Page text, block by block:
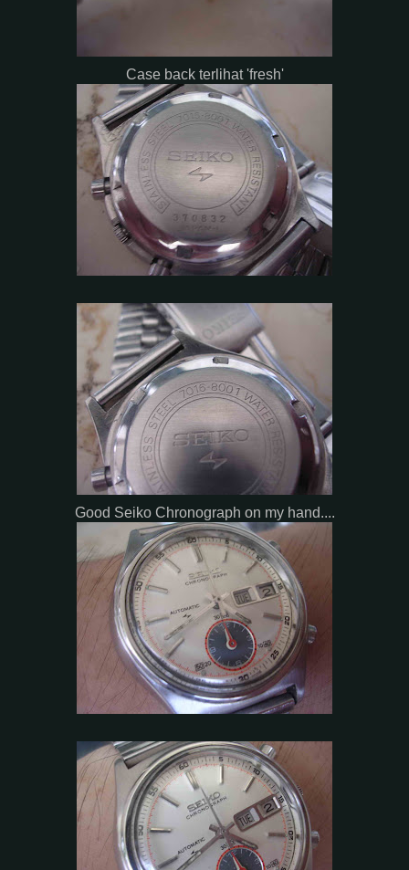
Case back terlihat 'fresh'
Good Seiko Chronograph on my hand....